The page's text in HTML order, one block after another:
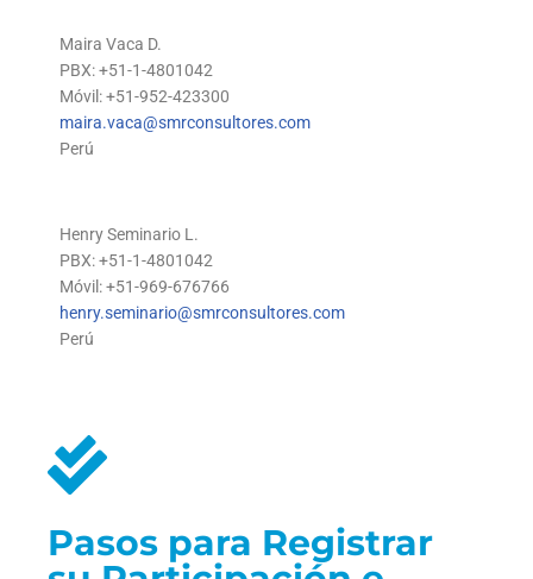
Maira Vaca D.
PBX: +51-1-4801042
Móvil: +51-952-423300
maira.vaca@smrconsultores.com
Perú
Henry Seminario L.
PBX: +51-1-4801042
Móvil: +51-969-676766
henry.seminario@smrconsultores.com
Perú
Pasos para Registrar